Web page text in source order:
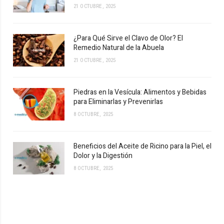
21 OCTUBRE, 2025
¿Para Qué Sirve el Clavo de Olor? El
Remedio Natural de la Abuela
21 OCTUBRE, 2025
Piedras en la Vesícula: Alimentos y Bebidas
para Eliminarlas y Prevenirlas
8 OCTUBRE, 2025
Beneficios del Aceite de Ricino para la Piel, el
Dolor y la Digestión
8 OCTUBRE, 2025